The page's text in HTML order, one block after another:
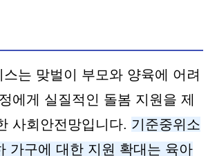
는 맞벌이 부모와 양육에 어려
에게 실질적인 돌봄 지원을 제
사회안전망입니다. 기준중위소
가구에 대한 지원 확대는 육아